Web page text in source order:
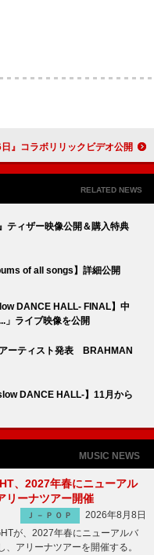
、新曲「恋をして」×映画『366日』コラボリリックビデオ公開
RELATED NEWS
ィザー映像公開＆購入特典
of all songs】詳細公開
DANCE HALL- FINAL】中
」ライブ映像を公開
アーティスト発表 BRAHMAN
DANCE HALL-】11月から
MUSIC NEWS
、2027年春にニューアル
リーナツアー開催
Ｊ－ＰＯＰ
2026年8月8日
が、2027年春にニューアルバ
、アリーナツアーを開催する。